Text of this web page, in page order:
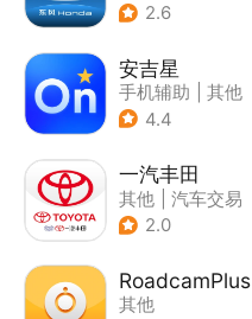
2.6
安吉星
手机辅助
其他
4.4
一汽丰田
其他
汽车交易
2.0
RoadcamPlus
其他